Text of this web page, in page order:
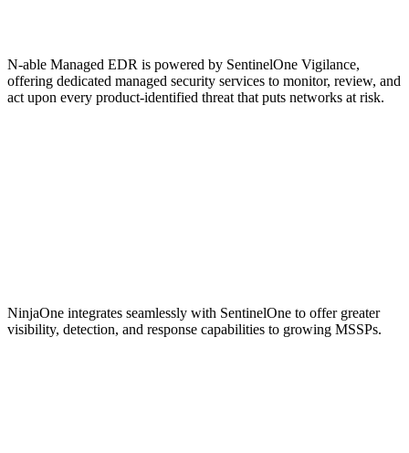
N-able Managed EDR is powered by SentinelOne Vigilance,
offering dedicated managed security services to monitor, review, and
act upon every product-identified threat that puts networks at risk.
NinjaOne integrates seamlessly with SentinelOne to offer greater
visibility, detection, and response capabilities to growing MSSPs.